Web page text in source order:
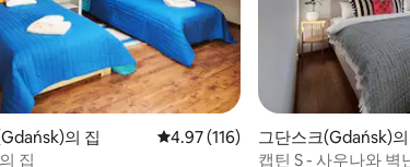
기 56개의 집 평점 4.97점(5점 만점), 후기 116개
4.97 (116)
집
그단스크(Gdańsk)의
캡틴 S - 사우나와 벽